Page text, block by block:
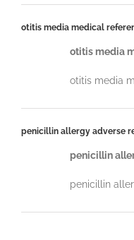
otitis media medical
otitis media
otitis media
penicillin allergy adverse
penicillin
penicillin